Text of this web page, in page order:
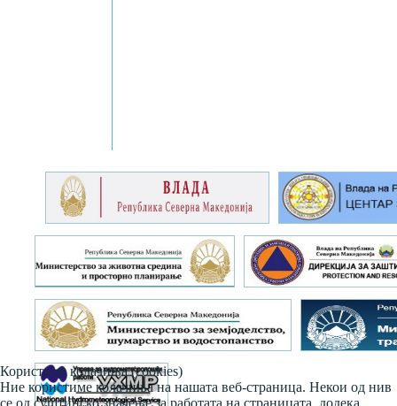
Користиме колачиња (cookies)
Ние користиме колачиња на нашата веб-страница. Некои од нив
се од суштинско значење за работата на страницата, додека